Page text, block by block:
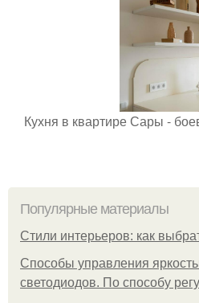
Кухня в квартире Сары -
Популярные материалы
Стили интерьеров: как
Способы управления
светодиодов. По способу